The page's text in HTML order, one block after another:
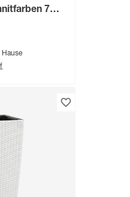
75 x
Hause